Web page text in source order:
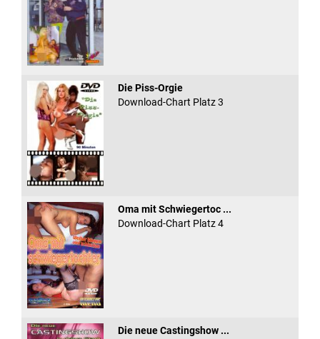
Die Piss-Orgie
Download-Chart Platz 3
Oma mit Schwiegertoc ...
Download-Chart Platz 4
Die neue Castingshow ...